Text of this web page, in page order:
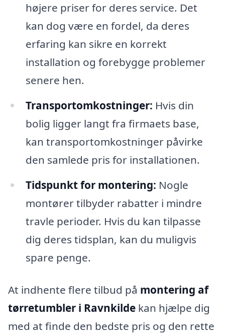
højere priser for deres service. Det
kan dog være en fordel, da deres
erfaring kan sikre en korrekt
installation og forebygge problemer
senere hen.
Transportomkostninger: Hvis din
bolig ligger langt fra firmaets base,
kan transportomkostninger påvirke
den samlede pris for installationen.
Tidspunkt for montering: Nogle
montører tilbyder rabatter i mindre
travle perioder. Hvis du kan tilpasse
dig deres tidsplan, kan du muligvis
spare penge.
At indhente flere tilbud på montering af
tørretumbler i Ravnkilde kan hjælpe dig
med at finde den bedste pris og den rette